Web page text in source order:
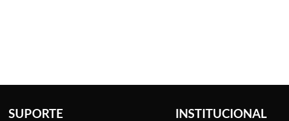
SUPORTE INSTITUCIONAL